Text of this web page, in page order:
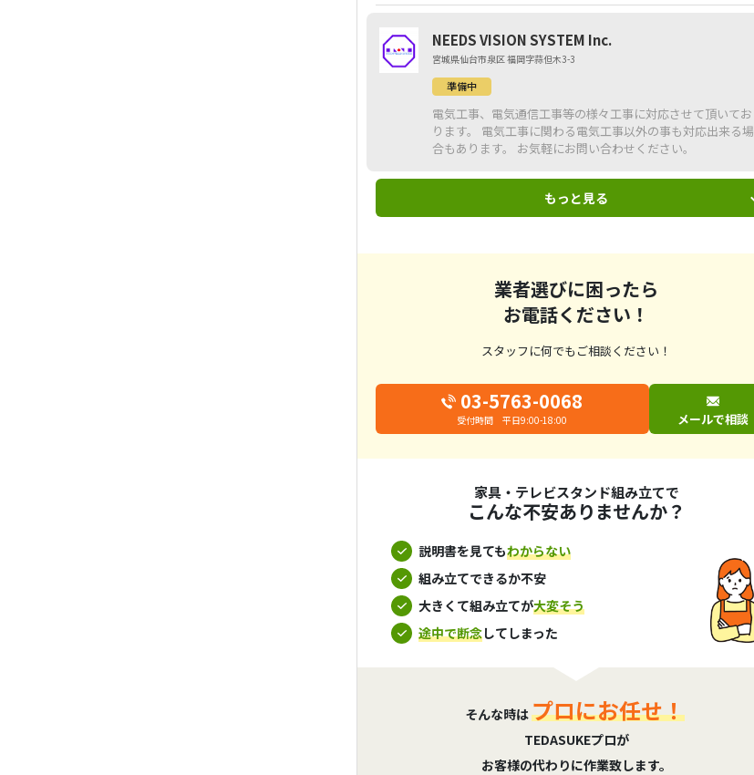
客様に合った機器や対策についてご提案させて頂きます！ま
NEEDS VISION SYSTEM Inc.
宮城県仙台市泉区 福岡字蒜但木3-3
準備中
電気工事、電気通信工事等の様々工事に対応させて頂いてお
ります。 電気工事に関わる電気工事以外の事も対応出来る場
合もあります。 お気軽にお問い合わせください。
もっと見る
業者選びに困ったら
お電話ください！
スタッフに何でもご相談ください！
03-5763-0068
受付時間 平日9:00-18:00 メールで相談
家具・テレビスタンド組み立てで
こんな不安ありませんか？
説明書を見てもわからない
組み立てできるか不安
大きくて組み立てが大変そう
途中で断念してしまった
そんな時はプロにお任せ！
TEDASUKEプロが
お客様の代わりに作業致します。